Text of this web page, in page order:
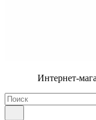
Интернет-